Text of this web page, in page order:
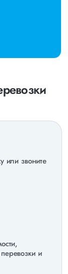
или звоните
и